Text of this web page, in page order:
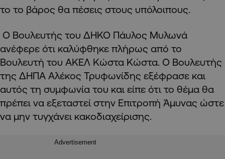
το το βάρος θα πέσεις στους υπόλοιπους.
Ο Βουλευτής του ΔΗΚΟ Πάυλος Μυλωνά
ανέφερε ότι καλύφθηκε πλήρως από το
Βουλευτή του ΑΚΕΛ Κώστα Κώστα. Ο Βουλευτής
της ΔΗΠΑ Αλέκος Τρυφωνίδης εξέφρασε και
αυτός τη συμφωνία του και είπε ότι το θέμα θα
πρέπει να εξεταστεί στην Επιτροπή Άμυνας ώστε
να μην τυγχάνει κακοδιαχείρισης.
Advertisement